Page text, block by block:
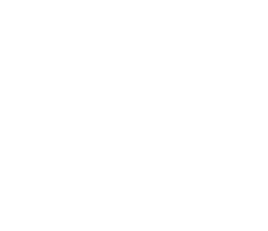
Din mailadress kommer inte att publiceras